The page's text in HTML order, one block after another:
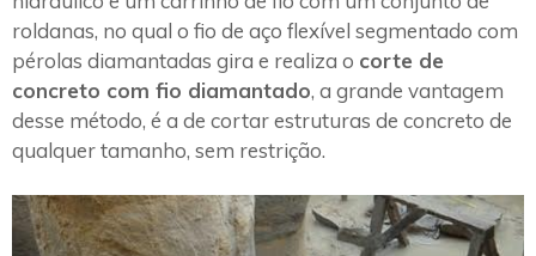
roldanas, no qual o fio de aço flexível segmentado com
pérolas diamantadas gira e realiza o corte de
concreto com fio diamantado, a grande vantagem
desse método, é a de cortar estruturas de concreto de
qualquer tamanho, sem restrição.